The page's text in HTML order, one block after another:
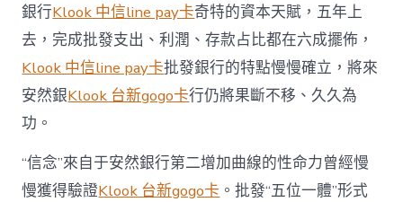
銀行Klook 中信line pay卡奇特的資本天賦，五年上
去，完成批發支出、利潤、存款占比都在六成擺佈，
Klook 中信line pay卡批發銀行的特點慢慢確立，將來
安然銀Klook 台新gogo卡行仍將果斷不移、久久為
功。
“信念”來自于安然銀行第二增加曲線的性命力曾經慢
慢獲得驗證Klook 台新gogo卡 。批發“五位一體”形式